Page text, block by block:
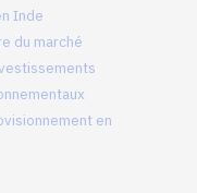
Inde
du marché
en